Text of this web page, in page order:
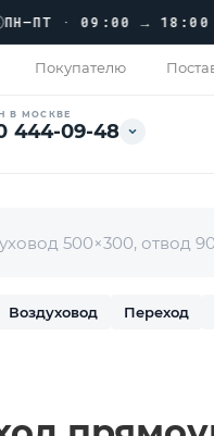
· 09:00 → 18:00
Покупателю
В МОСКВЕ
444-09-48
Воздуховод Переход